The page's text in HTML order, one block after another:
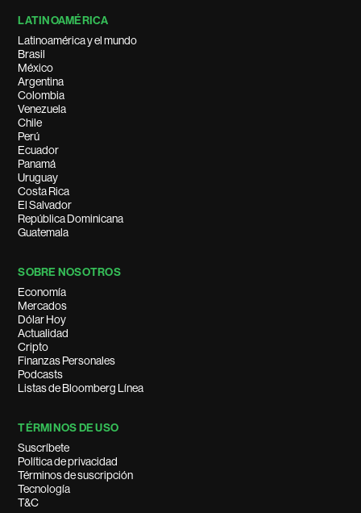
LATINOAMÉRICA
Latinoamérica y el mundo
Brasil
México
Argentina
Colombia
Venezuela
Chile
Perú
Ecuador
Panamá
Uruguay
Costa Rica
El Salvador
República Dominicana
Guatemala
SOBRE NOSOTROS
Economía
Mercados
Dólar Hoy
Actualidad
Cripto
Finanzas Personales
Podcasts
Listas de Bloomberg Línea
TÉRMINOS DE USO
Suscríbete
Política de privacidad
Términos de suscripción
Tecnología
T&C